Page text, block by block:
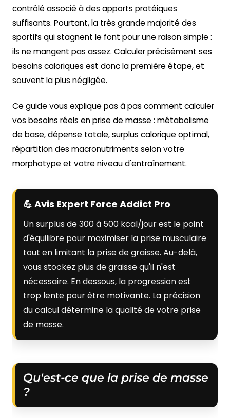
contrôlé associé à des apports protéiques
suffisants. Pourtant, la très grande majorité des
sportifs qui stagnent le font pour une raison simple :
ils ne mangent pas assez. Calculer précisément ses
besoins caloriques est donc la première étape, et
souvent la plus négligée.
Ce guide vous explique pas à pas comment calculer
vos besoins réels en prise de masse : métabolisme
de base, dépense totale, surplus calorique optimal,
répartition des macronutriments selon votre
morphotype et votre niveau d'entraînement.
💪 Avis Expert Force Addict Pro
Un surplus de 300 à 500 kcal/jour est le point
d'équilibre pour maximiser la prise musculaire
tout en limitant la prise de graisse. Au-delà,
vous stockez plus de graisse qu'il n'est
nécessaire. En dessous, la progression est
trop lente pour être motivante. La précision
du calcul détermine la qualité de votre prise
de masse.
Qu'est-ce que la prise de masse
?